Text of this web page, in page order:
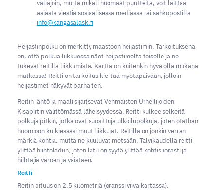
väliajoin, mutta mikäli huomaat puutteita, voit laittaa
asiasta viestiä sosiaalisessa mediassa tai sähköpostilla
info@kangasalask.fi
Heijastinpolku on merkitty maastoon heijastimin. Tarkoituksena
on, että polkua liikkuessa näet heijastimelta toiselle ja ne
tukevat reitillä liikkumista. Kartta on kuitenkin hyvä olla mukana
matkassa! Reitti on tarkoitus kiertää myötäpäivään, jolloin
heijastimet näkyvät parhaiten.
Reitin lähtö ja maali sijaitsevat Vehmaisten Urheilijoiden
Kisapirtin välittömässä läheisyydessä. Reitti kulkee selkeitä
polkuja pitkin, jotka ovat suosittuja ulkoilupolkuja, joten otathan
huomioon kulkiessasi muut liikkujat. Reitillä on jonkin verran
märkiä kohtia, mutta ne kuuluvat metsään. Talvikaudella reitti
ylittää hiihtoladun, joten latu on syytä ylittää kohtisuorasti ja
hiihtäjiä varoen ja väistäen.
Reitti
Reitin pituus on 2,5 kilometriä (oranssi viiva kartassa).